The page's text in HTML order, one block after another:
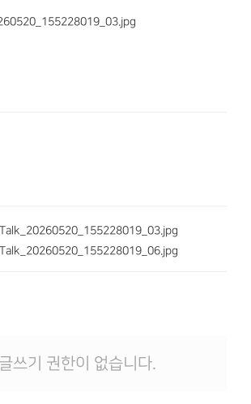
쓰기 권한이 없습니다.